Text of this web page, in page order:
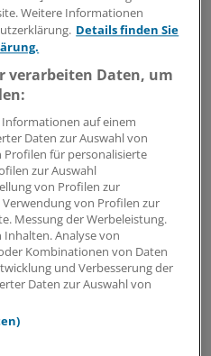
Lebensmittel für
im Rahmen der
und
Ablehnung Nachdruck zu
des GKV-
von Stackelberg, einen
und Lurche. Die Politik
einen "Teich voller
Sumpf", kritisierte er.
als das allgemeine
als Aufgabe der GKV. Das
sich die Koalition schon
wolle, dann auch mit
Weitere Informationen
Details finden Sie
verarbeiten Daten, um
auf einem
Daten zur Auswahl von
Profilen für personalisierte
zur Auswahl
von Profilen zur
von Profilen zur
Messung der Werbeleistung.
Analyse von
Kombinationen von Daten
und Verbesserung der
Daten zur Auswahl von